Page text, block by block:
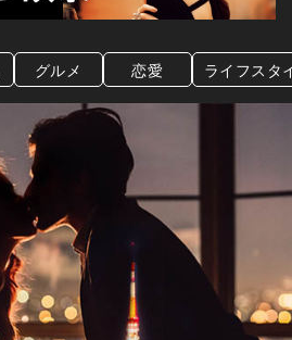
グルメ 恋愛 ライフスタ